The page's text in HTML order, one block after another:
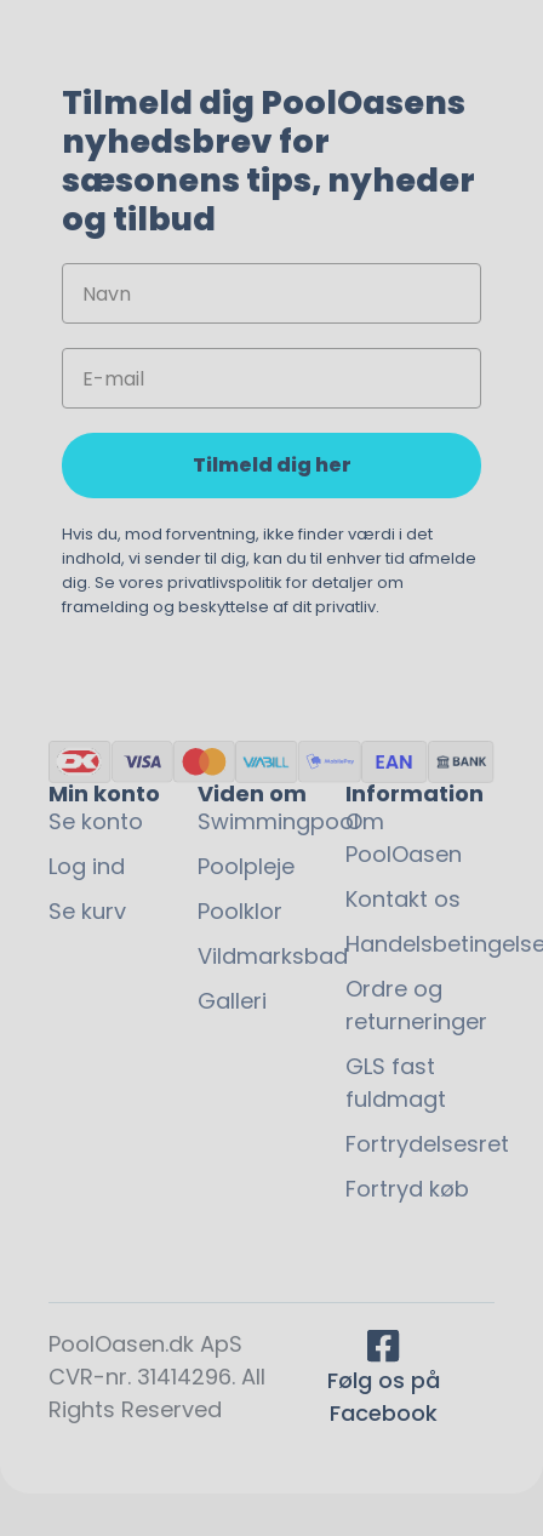
Tilmeld dig PoolOasens
nyhedsbrev for
sæsonens tips, nyheder
og tilbud
Tilmeld dig her
Hvis du, mod forventning, ikke finder værdi i det
indhold, vi sender til dig, kan du til enhver tid afmelde
dig. Se vores privatlivspolitik for detaljer om
framelding og beskyttelse af dit privatliv.
Min konto
Se konto
Log ind
Se kurv
Viden om
Swimmingpool
Poolpleje
Poolklor
Vildmarksbad
Galleri
Information
Om
PoolOasen
Kontakt os
Ordre og
returneringer
GLS fast
fuldmagt
Fortrydelsesret
Fortryd køb
PoolOasen.dk ApS
CVR-nr. 31414296. All
Rights Reserved
Følg os på
Facebook